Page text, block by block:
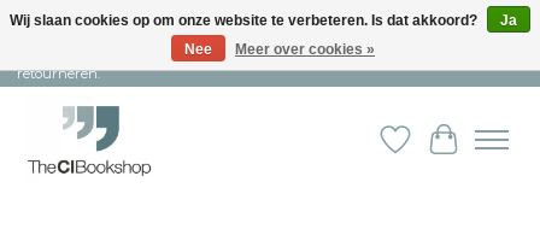
Snelle levering en persoonlijke service ︱ Niet goed? Geld terug! ︱ Gratis
retourneren.
Verlanglijst
Wij slaan cookies op om onze website te verbeteren. Is dat akkoord?
Ja
Nee
Meer over cookies »